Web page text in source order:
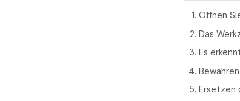
Öffnen
Das
Es
Ersetzen